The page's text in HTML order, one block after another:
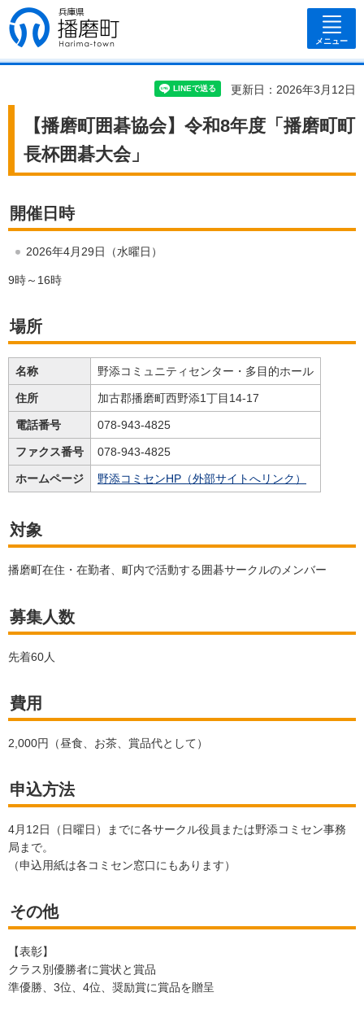
兵庫県 播磨
町
メニュー
更新日：2026年3月12日
【播磨町囲碁協会】令和8年度「播磨町町
長杯囲碁大会」
開催日時
2026年4月29日（水曜日）
9時～16時
場所
名称 野添コミュニティセンター・多目的ホール
住所 加古郡播磨町西野添1丁目14-17
電話番号 078-943-4825
ファクス番号 078-943-4825
ホームページ 野添コミセンHP（外部サイトへリンク）
対象
播磨町在住・在勤者、町内で活動する囲碁サークルのメンバー
募集人数
先着60人
費用
2,000円（昼食、お茶、賞品代として）
申込方法
4月12日（日曜日）までに各サークル役員または野添コミセン事務
局まで。
（申込用紙は各コミセン窓口にもあります）
その他
【表彰】
クラス別優勝者に賞状と賞品
準優勝、3位、4位、奨励賞に賞品を贈呈